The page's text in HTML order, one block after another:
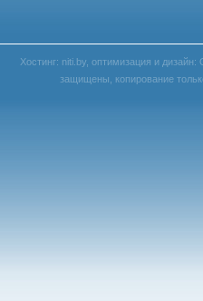
Хостинг: niti.by , оптимизация и дизайн:
защищены, копирование